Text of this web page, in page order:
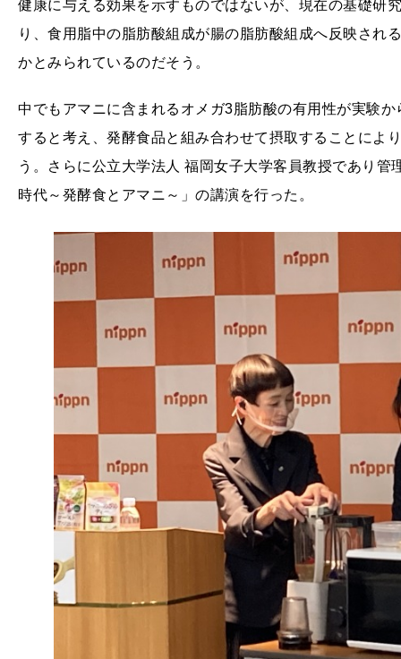
健康に与える効果を示すものではないが、現在の基礎研
り、食用脂中の脂肪酸組成が腸の脂肪酸組成へ反映され
かとみられているのだそう。
中でもアマニに含まれるオメガ3脂肪酸の有用性が実験
すると考え、発酵食品と組み合わせて摂取することによ
う。さらに公立大学法人 福岡女子大学客員教授であり
時代～発酵食とアマニ～」の講演を行った。